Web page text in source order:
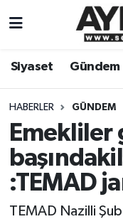
Siyaset Gündem
HABERLER GÜNDEM
Emekliler
:TEMAD
TEMAD Nazilli
Gündem
Siyaset
Ekonomi
Aydın Hava
Aydin Namaz
Aydın Trafik
Süper Lig